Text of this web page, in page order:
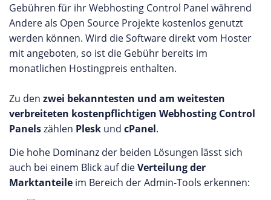
Gebühren für ihr Webhosting Control Panel während
Andere als Open Source Projekte kostenlos genutzt
werden können. Wird die Software direkt vom Hoster
mit angeboten, so ist die Gebühr bereits im
monatlichen Hostingpreis enthalten.
Zu den zwei bekanntesten und am weitesten
verbreiteten kostenpflichtigen Webhosting Control
Panelszählen Plesk und cPanel.
Die hohe Dominanz der beiden Lösungen lässt sich
auch bei einem Blick auf dieVerteilung der
Marktanteile im Bereich der Admin-Tools erkennen: